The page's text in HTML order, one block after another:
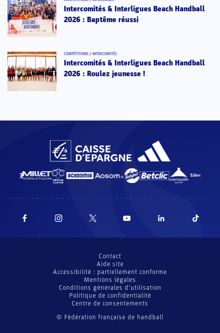
Intercomités & Interligues Beach Handball
2026 : Baptême réussi
COMPÉTITIONS / INTERCOMITÉS
Intercomités & Interligues Beach Handball
2026 : Roulez jeunesse !
© Fédération française de handball
Contact
Aide site
Accessibilité : partiellement conforme
Mentions légales
Conditions générales d’utilisation
Politique de confidentialité
Centre de consentements